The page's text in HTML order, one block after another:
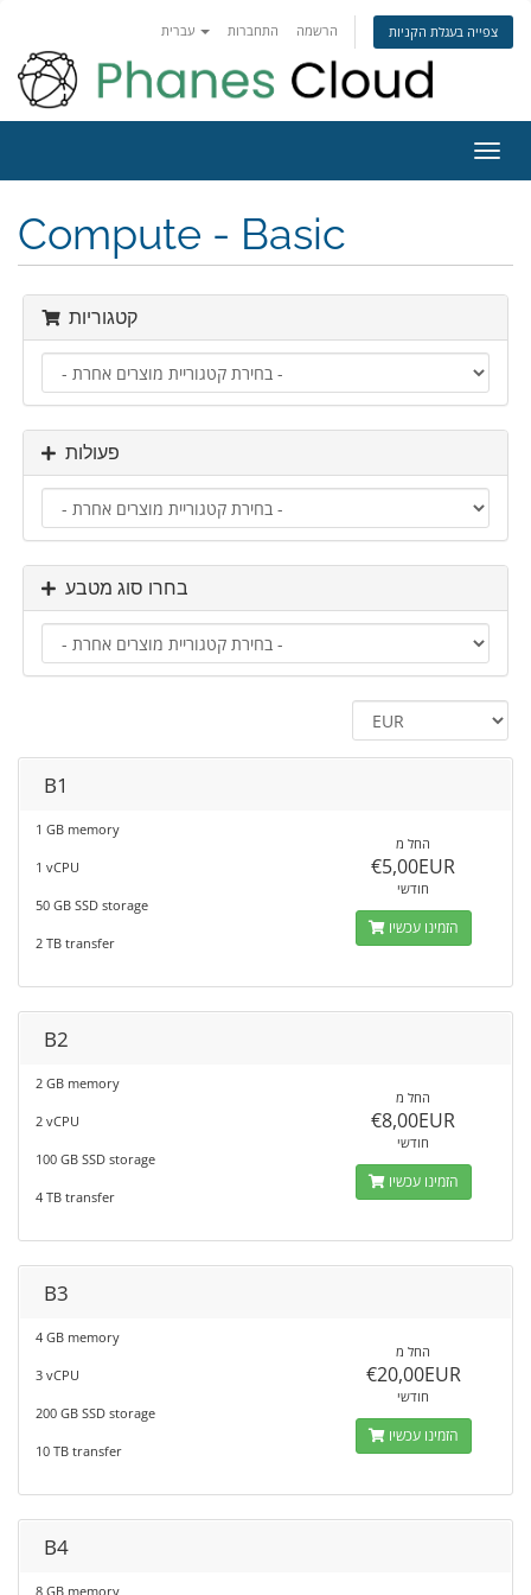
התחברות הרשמה צפייה בעגלת הקניות
ניווט
Compute - Basic
קטגוריות
פעולות
בחרו סוג מטבע
B1
1 GB memory
1 vCPU
50 GB SSD storage
2 TB transfer
החל מ
€5,00EUR
חודשי
הזמינו עכשיו
B2
2 GB memory
2 vCPU
100 GB SSD storage
4 TB transfer
החל מ
€8,00EUR
חודשי
הזמינו עכשיו
B3
4 GB memory
3 vCPU
200 GB SSD storage
10 TB transfer
החל מ
€20,00EUR
חודשי
הזמינו עכשיו
B4
8 GB memory